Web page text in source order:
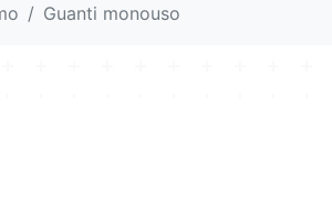
Guanti monouso